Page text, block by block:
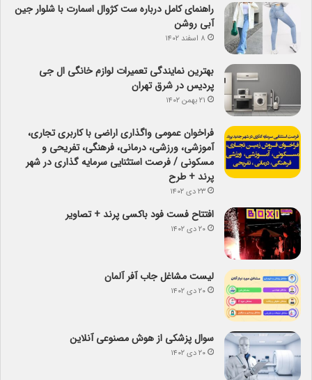
راهنمای کامل درباره ست کژوال اسمارت با شلوار جین
آبی روشن
۸ اسفند ۱۴۰۲
بهترین نمایندگی تعمیرات لوازم خانگی ال جی
پردیس در شرق تهران
۲۱ بهمن ۱۴۰۲
فراخوان عمومی واگذاری اراضی با کاربری تجاری،
آموزشی، ورزشی، درمانی، فرهنگی، تفریحی و
مسکونی / فرصت استثنایی سرمایه گذاری در شهر
پرند + طرح
۲۳ دی ۱۴۰۲
افتتاح فست فود باکسی پرند + تصاویر
۲۰ دی ۱۴۰۲
لیست مشاغل جاب آفر آلمان
۲۰ دی ۱۴۰۲
سوال پزشکی از هوش مصنوعی آنلاین
۲۰ دی ۱۴۰۲